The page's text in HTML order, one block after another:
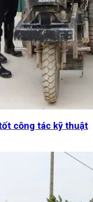
công tác kỹ thuật